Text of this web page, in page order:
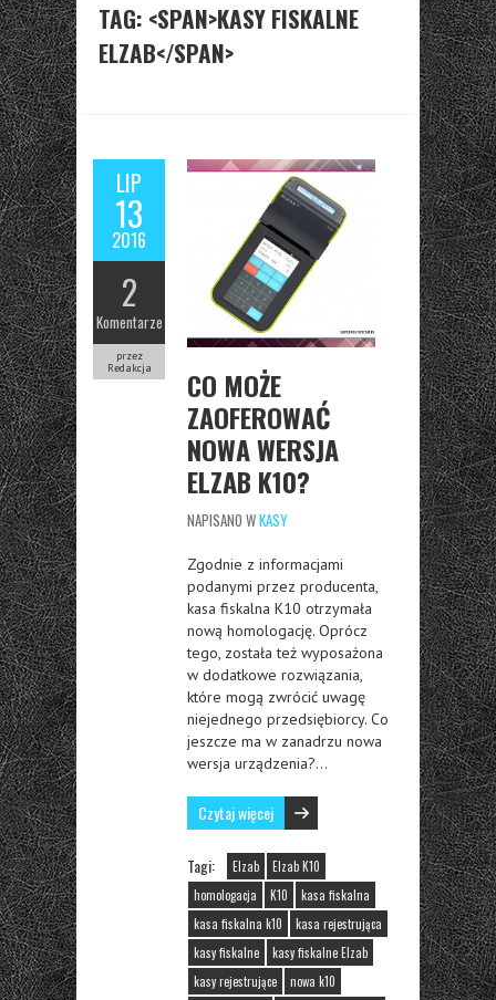
TAG: <SPAN>KASY FISKALNE
ELZAB</SPAN>
LIP
13
2016
2
Komentarze
przez
Redakcja
CO MOŻE
ZAOFEROWAĆ
NOWA WERSJA
ELZAB K10?
NAPISANO WKASY
Zgodnie z informacjami
podanymi przez producenta,
kasa fiskalna K10 otrzymała
nową homologację. Oprócz
tego, została też wyposażona
w dodatkowe rozwiązania,
które mogą zwrócić uwagę
niejednego przedsiębiorcy. Co
jeszcze ma w zanadrzu nowa
wersja urządzenia?…
Czytaj więcej
Tagi: Elzab
Elzab K10
homologacja
K10
kasa fiskalna
kasa fiskalna k10
kasa rejestrująca
kasy fiskalne
kasy fiskalne Elzab
kasy rejestrujące
nowa k10